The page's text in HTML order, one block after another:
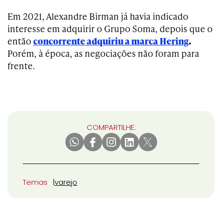
Em 2021, Alexandre Birman já havia indicado
interesse em adquirir o Grupo Soma, depois que o
então concorrente adquiriu a marca Hering.
Porém, à época, as negociações não foram para
frente.
COMPARTILHE:
Temas varejo